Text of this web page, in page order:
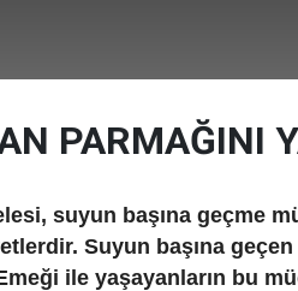
PARMAĞINI
suyun başına geçme
Suyun başına geçen
Emeği ile yaşayanların bu